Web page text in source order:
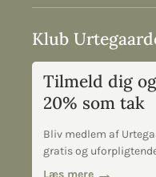
Klub
Tilmeld dig
20% som tak
Bliv medlem af
gratis og